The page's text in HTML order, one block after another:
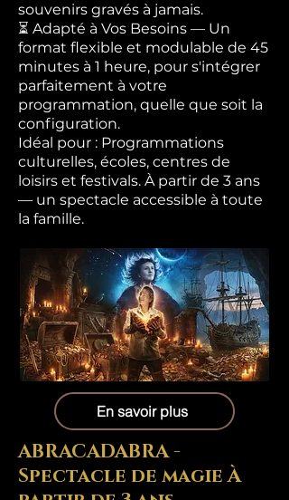
souvenirs gravés à jamais.
⏳ Adapté à Vos Besoins — Un
format flexible et modulable de 45
minutes à 1 heure, pour s'intégrer
parfaitement à votre
programmation, quelle que soit la
configuration.
Idéal pour : Programmations
culturelles, écoles, centres de
loisirs et festivals. À partir de 3 ans
— un spectacle accessible à toute
la famille.
En savoir plus
ABRACADABRA -
Spectacle de magie À